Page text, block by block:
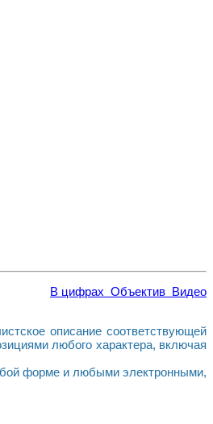
В цифрах Объектив Видео
описание соответствующей
любого характера, включая
форме и любыми электронными,